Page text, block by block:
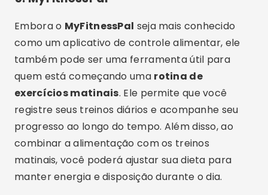
Embora o MyFitnessPal seja mais conhecido
como um aplicativo de controle alimentar, ele
também pode ser uma ferramenta útil para
quem está começando uma rotina de
exercícios matinais. Ele permite que você
registre seus treinos diários e acompanhe seu
progresso ao longo do tempo. Além disso, ao
combinar a alimentação com os treinos
matinais, você poderá ajustar sua dieta para
manter energia e disposição durante o dia.